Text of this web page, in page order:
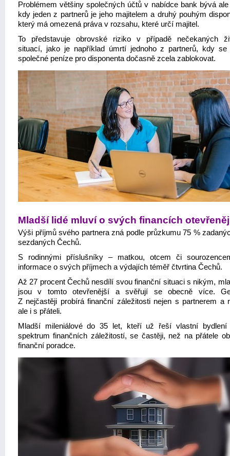
Problémem většiny společných účtů v nabídce bank bývá
kdy jeden z partnerů je jeho majitelem a druhý pouhým
který má omezená práva v rozsahu, které určí majitel.
To představuje obrovské riziko v případě nečekaných
situací, jako je například úmrtí jednoho z partnerů, kdy se
společné peníze pro disponenta dočasně zcela zablokovat.
Mladší lidé mluví o svých financích
Výši příjmů svého partnera zná podle průzkumu 75 %
sezdaných Čechů.
S rodinnými příslušníky – matkou, otcem či
informace o svých příjmech a výdajích téměř čtvrtina Čechů.
Až 27 procent Čechů nesdílí svou finanční situaci s nikým,
jsou v tomto otevřenější a svěřují se obecně více.
Z nejčastěji probírá finanční záležitosti nejen s partnerem a
ale i s přáteli.
Mladší mileniálové do 35 let, kteří už řeší vlastní
spektrum finančních záležitostí, se častěji, než na přátele
finanční poradce.